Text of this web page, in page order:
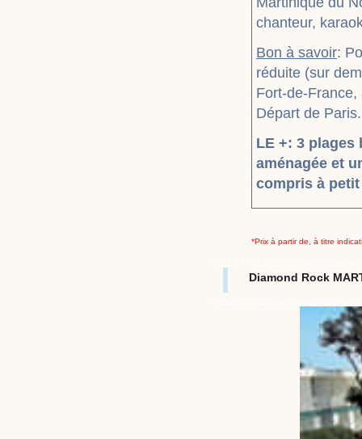
chanteur,
Bon à savoir:
réduite (sur
Fort-de-
Départ de Paris.
LE +: 3 plages
aménagée et
compris à
*Prix à partir de, à titre
Diamond Rock